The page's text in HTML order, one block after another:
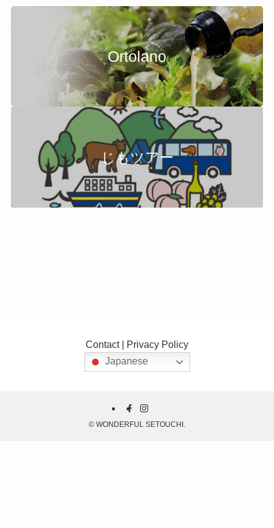
Ortolano
じもツアー
Contact| Privacy Policy
Japanese
© WONDERFUL SETOUCHI.